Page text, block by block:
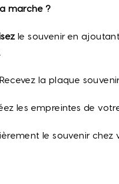
marche ?
le souvenir en
la plaque
les empreintes de
le souvenir chez